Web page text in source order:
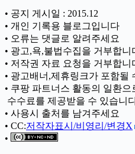
• 공지 게시일 : 2015.12
• 개인 기록용 블로그입니다
• 오류는 댓글로 알려주세요
• 광고,욕,불법수집을 거부합니
• 저작권 자료 요청을 거부합니
• 광고배너,제휴링크가 포함될
• 쿠팡 파트너스 활동의 일환으
ㅤ 수수료를 제공받을 수 있습니
• 사용시 출처를 남겨주세요
• CC:저작자표시/비영리/변경X
•